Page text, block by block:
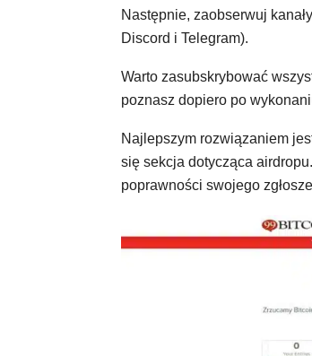
Następnie, zaobserwuj
Discord i Telegram).
Warto zasubskrybować
poznasz dopiero po
Najlepszym rozwiązaniem
się sekcja dotycząca
poprawności swojego